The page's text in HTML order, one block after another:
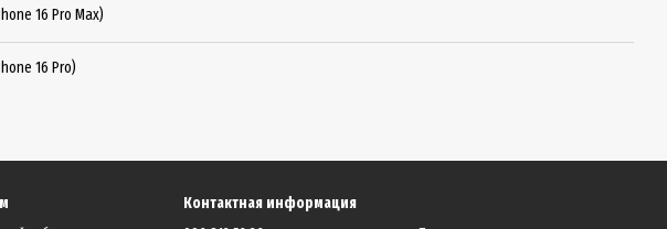
16 Pro Max)
16 Pro)
Контактная информация